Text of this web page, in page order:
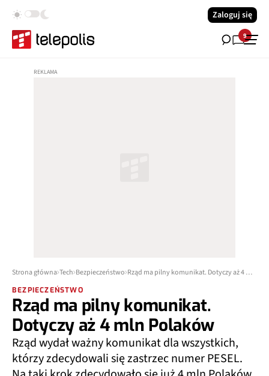
Zaloguj się
9
Strona główna Tech Bezpieczeństwo Rząd ma pilny komunikat. Dotyczy aż 4 mln Polaków
BEZPIECZEŃSTWO
Rząd ma pilny komunikat.
Dotyczy aż 4 mln Polaków
Rząd wydał ważny komunikat dla wszystkich,
którzy zdecydowali się zastrzec numer PESEL.